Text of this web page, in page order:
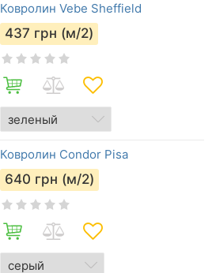
Ковролин Vebe Sheffield
437 грн (м/2)
Ковролин Condor Pisa
640 грн (м/2)